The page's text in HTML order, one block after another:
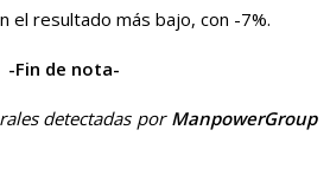
el resultado más bajo, con -7%.
-Fin de nota-
detectadas por ManpowerGroup